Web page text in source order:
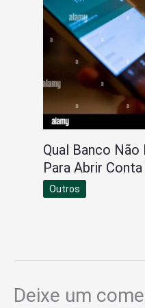
Qual Banco
Para Abrir
Outros
Deixe um